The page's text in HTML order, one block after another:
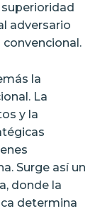
adversario
la
La
y la
Surge así un
donde la
determina